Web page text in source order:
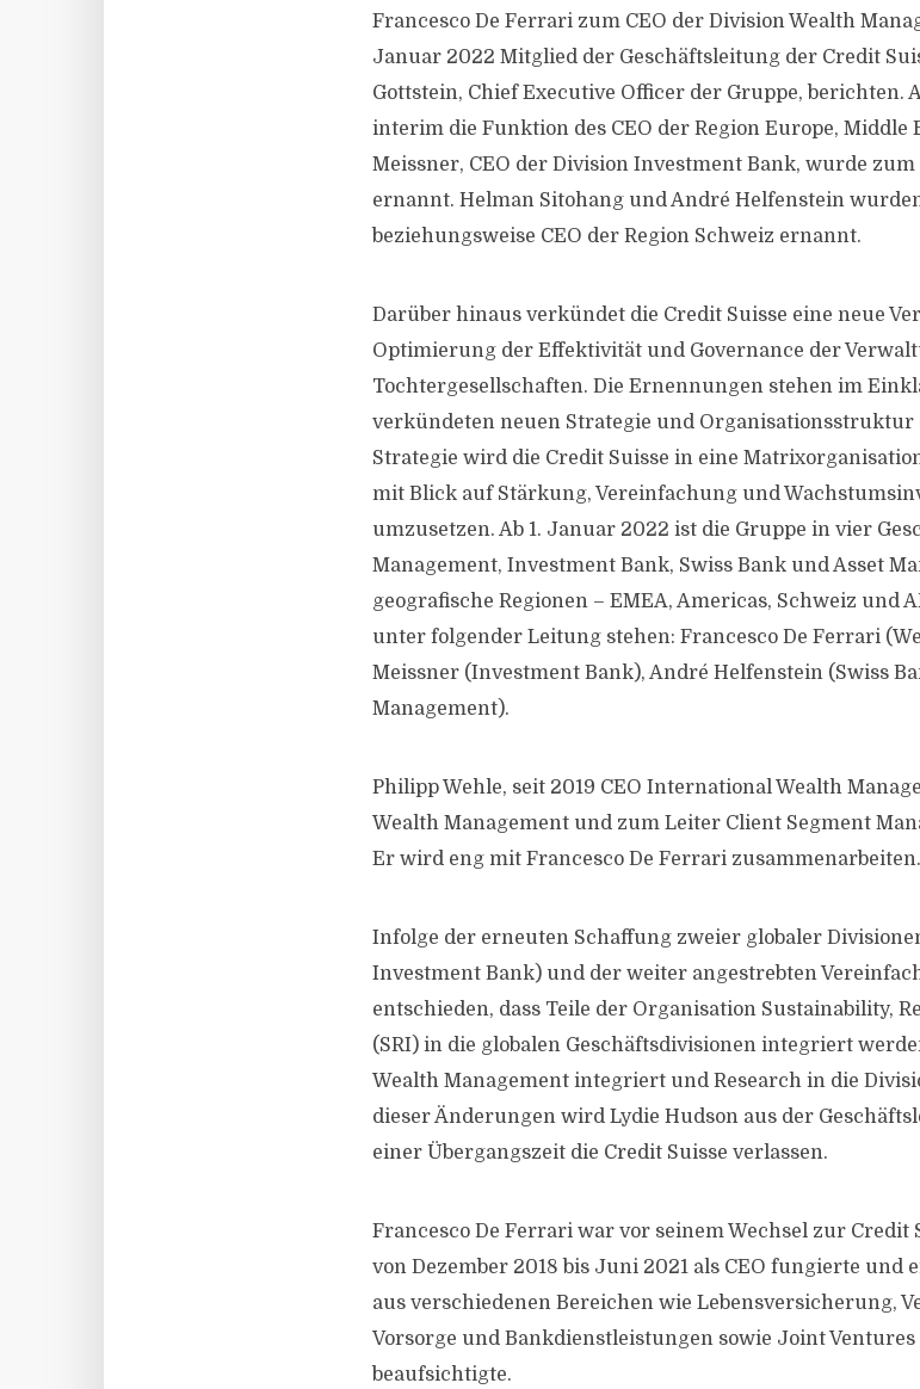
Francesco De Ferrari zum CEO der Division Wealth
Januar 2022 Mitglied der Geschäftsleitung der Credit
Gottstein, Chief Executive Officer der Gruppe, berichten.
interim die Funktion des CEO der Region Europe, Middle
Meissner, CEO der Division Investment Bank, wurde zum
ernannt. Helman Sitohang und André Helfenstein
beziehungsweise CEO der Region Schweiz ernannt.
Darüber hinaus verkündet die Credit Suisse eine neue
Optimierung der Effektivität und Governance der
Tochtergesellschaften. Die Ernennungen stehen im
verkündeten neuen Strategie und Organisationsstruktur
Strategie wird die Credit Suisse in eine
mit Blick auf Stärkung, Vereinfachung und
umzusetzen. Ab 1. Januar 2022 ist die Gruppe in vier
Management, Investment Bank, Swiss Bank und Asset
geografische Regionen – EMEA, Americas, Schweiz und
unter folgender Leitung stehen: Francesco De Ferrari
Meissner (Investment Bank), André Helfenstein (Swiss
Management).
Philipp Wehle, seit 2019 CEO International Wealth
Wealth Management und zum Leiter Client Segment
Er wird eng mit Francesco De Ferrari zusammenarbeiten.
Infolge der erneuten Schaffung zweier globaler
Investment Bank) und der weiter angestrebten
entschieden, dass Teile der Organisation Sustainability,
(SRI) in die globalen Geschäftsdivisionen integriert
Wealth Management integriert und Research in die
dieser Änderungen wird Lydie Hudson aus der
einer Übergangszeit die Credit Suisse verlassen.
Francesco De Ferrari war vor seinem Wechsel zur Credit
von Dezember 2018 bis Juni 2021 als CEO fungierte
aus verschiedenen Bereichen wie Lebensversicherung,
Vorsorge und Bankdienstleistungen sowie Joint Ventures
beaufsichtigte.